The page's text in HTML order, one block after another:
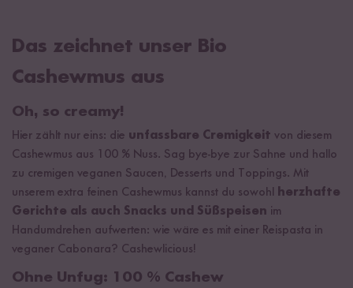
Das zeichnet unser Bio
Cashewmus aus
Oh, so creamy!
Hier zählt nur eins: die unfassbare Cremigkeit von diesem
Cashewmus aus 100 % Nuss. Sag bye-bye zur Sahne und hallo
zu cremigen veganen Saucen, Desserts und Toppings. Mit
unserem extra feinen Cashewmus kannst du sowohl
herzhafte
Gerichte als auch Snacks und Süßspeisen im
Handumdrehen aufwerten: wie wäre es mit einer Reispasta in
veganer Cabonara? Cashewlicious!
Ohne Unfug: 100 % Cashew